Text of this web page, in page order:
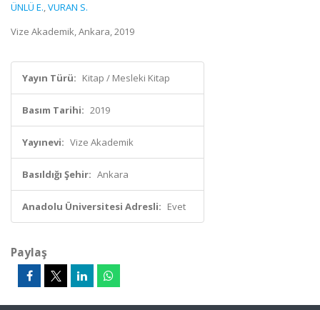
ÜNLÜ E.,VURAN S.
Vize Akademik, Ankara, 2019
Yayın Türü: Kitap / Mesleki Kitap
Basım Tarihi: 2019
Yayınevi: Vize Akademik
Basıldığı Şehir: Ankara
Anadolu Üniversitesi Adresli: Evet
Paylaş